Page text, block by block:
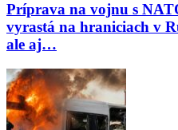
Príprava na vojnu s
vyrastá na hraniciach v
ale aj…